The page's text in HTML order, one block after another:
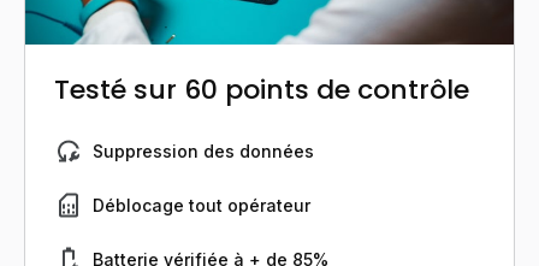
Testé sur 60 points de contrôle
Suppression des données
Déblocage tout opérateur
Batterie vérifiée à + de 85%